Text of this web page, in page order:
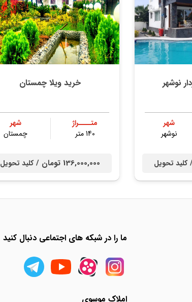
نوشهر
شهر
نوشهر
کلید تحویل
خرید ویلا چمستان
متــــراژ
140 متر
شهر
چمستان
136,000,000 تومان / کلید تحویل
ما را در شبکه های اجتماعی دنبال کنید
املاک موسوی